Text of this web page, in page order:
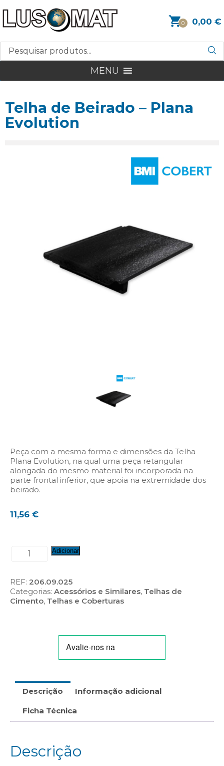
0 0,00 €
MENU
Telha de Beirado – Plana
Evolution
Peça com a mesma forma e dimensões da Telha
Plana Evolution, na qual uma peça retangular
alongada do mesmo material foi incorporada na
parte frontal inferior, que apoia na extremidade dos
beirado.
11,56 €
Quantidade
de
Beirado
-
Adicionar
REF: 206.09.025
Categorias: Acessórios e Similares, Telhas de
Cimento, Telhas e Coberturas
Descrição Informação adicional
Ficha Técnica
Descrição